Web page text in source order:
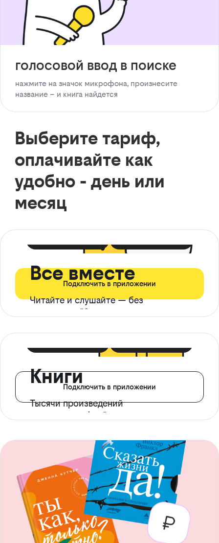
голосовой ввод в поиске
нажмите на значок микрофона, произнесите
название – и книга найдется
Выберите тариф,
оплачивайте как
удобно - день или
месяц
Все вместе
Читайте и слушайте — без
ограничений*
Подключить в приложении
Книги
Тысячи произведений
с доступом офлайн
Подключить в приложении